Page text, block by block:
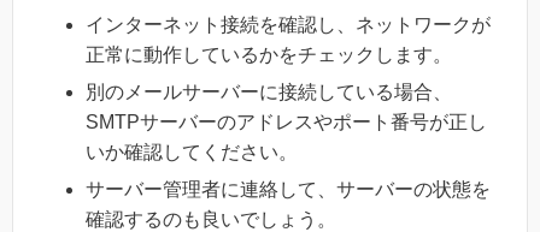
インターネット接続を確認し、ネットワークが
正常に動作しているかをチェックします。
別のメールサーバーに接続している場合、
SMTPサーバーのアドレスやポート番号が正し
いか確認してください。
サーバー管理者に連絡して、サーバーの状態を
確認するのも良いでしょう。